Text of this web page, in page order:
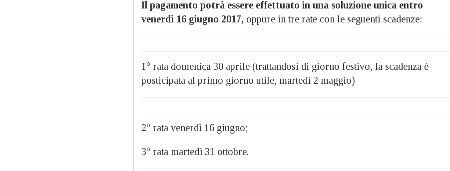
Il pagamento potrà essere effettuato in una soluzione unica entro
venerdì 16 giugno 2017, oppure in tre rate con le seguenti scadenze:
1° rata domenica 30 aprile (trattandosi di giorno festivo, la scadenza è
posticipata al primo giorno utile, martedì 2 maggio)
2° rata venerdì 16 giugno;
3° rata martedì 31 ottobre.